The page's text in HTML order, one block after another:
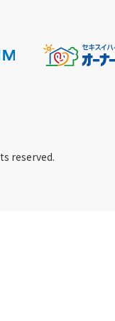
reserved.